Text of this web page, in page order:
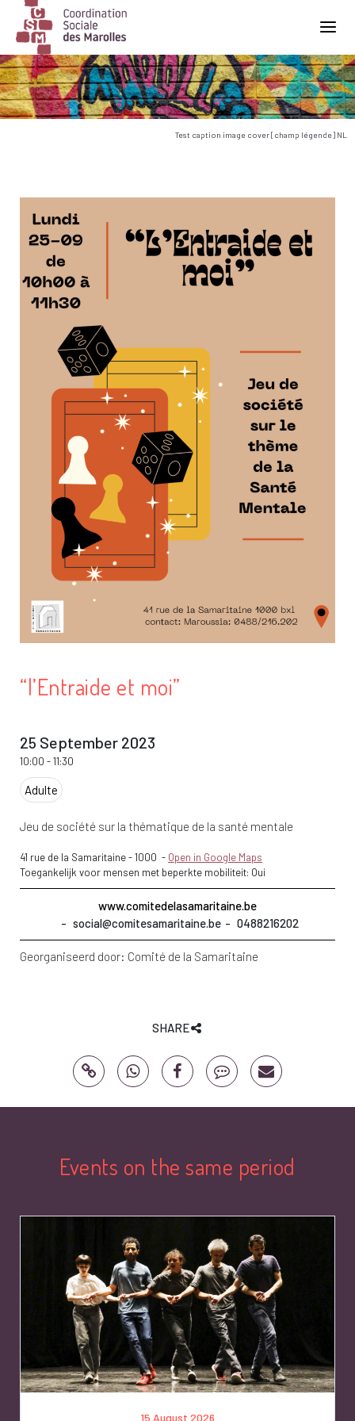
Main Navigation
Test caption image cover [champ légende] NL
“l’Entraide et moi”
25 September 2023
10:00 -11:30
Adulte
Jeu de société sur la thématique de la santé mentale
41 rue de la Samaritaine-1000 - Open in Google Maps
Toegankelijk voor mensen met beperkte mobiliteit: Oui
www.comitedelasamaritaine.be
social@comitesamaritaine.be
0488216202
Georganiseerd door: Comité de la Samaritaine
SHARE
Events on the same period
15 August 2026